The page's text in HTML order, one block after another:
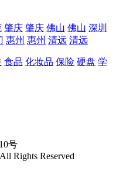
肇庆 肇庆 佛山 佛山 深圳
惠州 惠州 清远 清远
食品 化妆品 保险 硬盘 学
号
Rights Reserved